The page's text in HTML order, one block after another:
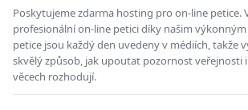
Poskytujeme zdarma hosting pro on-line petice.
profesionální on-line petici díky našim výkonným
petice jsou každý den uvedeny v médiích, takže
skvělý způsob, jak upoutat pozornost veřejnosti
věcech rozhodují.